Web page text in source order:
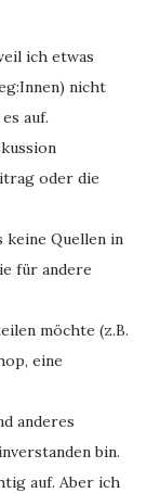
ich etwas
nicht
auf.
oder die
keine Quellen in
für andere
möchte (z.B.
eine
anderes
bin.
auf. Aber ich